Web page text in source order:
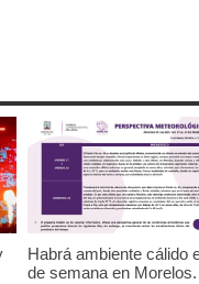
Habrá ambiente cálido
de semana en Morelos.